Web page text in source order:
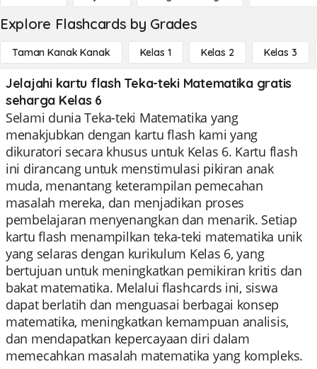
Explore Flashcards by Grades
Taman Kanak Kanak Kelas 1 Kelas 2 Kelas 3
Jelajahi kartu flash Teka-teki Matematika gratis
seharga Kelas 6
Selami dunia Teka-teki Matematika yang
menakjubkan dengan kartu flash kami yang
dikuratori secara khusus untuk Kelas 6. Kartu flash
ini dirancang untuk menstimulasi pikiran anak
muda, menantang keterampilan pemecahan
masalah mereka, dan menjadikan proses
pembelajaran menyenangkan dan menarik. Setiap
kartu flash menampilkan teka-teki matematika unik
yang selaras dengan kurikulum Kelas 6, yang
bertujuan untuk meningkatkan pemikiran kritis dan
bakat matematika. Melalui flashcards ini, siswa
dapat berlatih dan menguasai berbagai konsep
matematika, meningkatkan kemampuan analisis,
dan mendapatkan kepercayaan diri dalam
memecahkan masalah matematika yang kompleks.